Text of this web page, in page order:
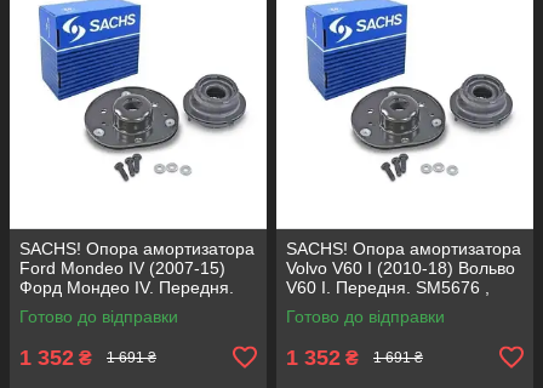
SACHS! Опора амортизатора
Ford Mondeo IV (2007-15)
Форд Мондео IV. Передня.
SM5676 , 803053 , KB652.30
Готово до відправки
1 352 ₴ 1 691 ₴
SACHS! Опора амортизатора
Volvo V60 I (2010-18) Вольво
V60 I. Передня. SM5676 ,
803053 , KB652.30
Готово до відправки
1 352 ₴ 1 691 ₴